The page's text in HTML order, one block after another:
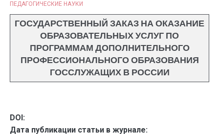
ПЕДАГОГИЧЕСКИЕ НАУКИ
ГОСУДАРСТВЕННЫЙ ЗАКАЗ НА ОКАЗАНИЕ
ОБРАЗОВАТЕЛЬНЫХ УСЛУГ ПО
ПРОГРАММАМ ДОПОЛНИТЕЛЬНОГО
ПРОФЕССИОНАЛЬНОГО ОБРАЗОВАНИЯ
ГОССЛУЖАЩИХ В РОССИИ
DOI:
Дата публикации статьи в журнале: